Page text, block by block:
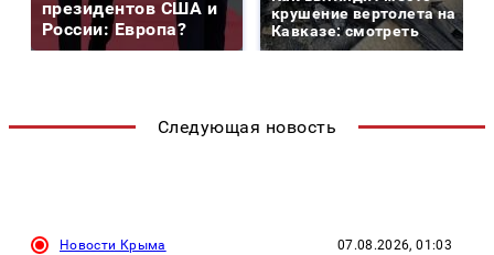
президентов США и
России: Европа?
крушение вертолета на
Кавказе: смотреть
Следующая новость
Новости Крыма 07.08.2026, 01:03